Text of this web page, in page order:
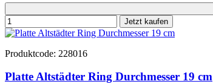
Jetzt kaufen
Produktcode: 228016
Platte Altstädter Ring Durchmesser 19 cm